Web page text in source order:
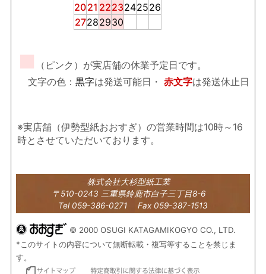
2021 2223242526
27282930
■
（ピンク）が実店舗の休業予定日です。
文字の色： 黒字は発送可能日・ 赤文字は発送休止日
※実店舗（伊勢型紙おおすぎ）の営業時間は10時～16
時とさせていただいております。
株式会社大杉型紙工業
〒510-0243 三重県鈴鹿市白子三丁目8-6
Tel 059-386-0271 Fax 059-387-1513
© 2000 OSUGI KATAGAMIKOGYO CO., LTD.
*このサイトの内容について無断転載・複写等することを禁じま
す。